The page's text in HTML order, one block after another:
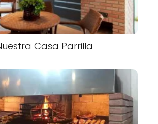
Casa Parrilla